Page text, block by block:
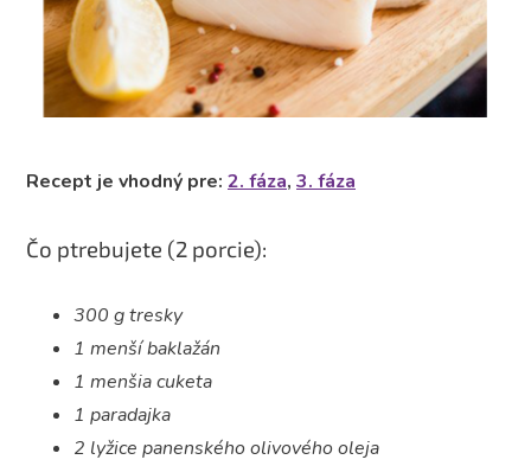
Recept je vhodný pre: 2. fáza, 3. fáza
Čo ptrebujete (2 porcie):
300 g tresky
1 menší baklažán
1 menšia cuketa
1 paradajka
2 lyžice panenského olivového oleja